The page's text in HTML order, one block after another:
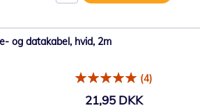
og datakabel, hvid, 2m
(4)
21,95 DKK